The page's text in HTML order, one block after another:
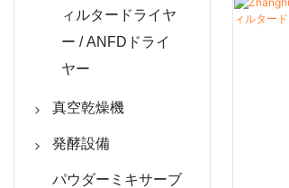
ィルタードライヤ
ー / ANFDドライ
ヤー
真空乾燥機
ダブルコーンロー
発酵設備
反応釜 / CSTR反
パウダーミキサーブ